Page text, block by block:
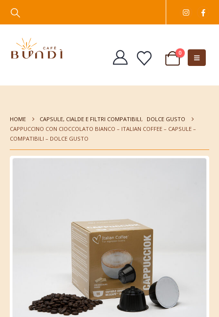
0
HOME CAPSULE, CIALDE E FILTRI COMPATIBILI,
DOLCE GUSTO
CAPPUCCINO CON CIOCCOLATO BIANCO – ITALIAN COFFEE – CAPSULE –
COMPATIBILI – DOLCE GUSTO